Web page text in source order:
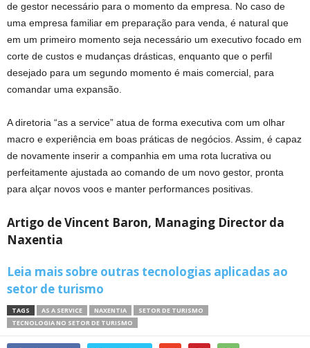
de gestor necessário para o momento da empresa. No caso de
uma empresa familiar em preparação para venda, é natural que
em um primeiro momento seja necessário um executivo focado em
corte de custos e mudanças drásticas, enquanto que o perfil
desejado para um segundo momento é mais comercial, para
comandar uma expansão.
A diretoria “as a service” atua de forma executiva com um olhar
macro e experiência em boas práticas de negócios. Assim, é capaz
de novamente inserir a companhia em uma rota lucrativa ou
perfeitamente ajustada ao comando de um novo gestor, pronta
para alçar novos voos e manter performances positivas.
Artigo de Vincent Baron, Managing Director da
Naxentia
Leia mais sobre outras tecnologias aplicadas ao
setor de turismo
TAGS AS A SERVICE NAXENTIA
SETOR DE TURISMO
TECNOLOGIA NO SETOR DE TURISMO